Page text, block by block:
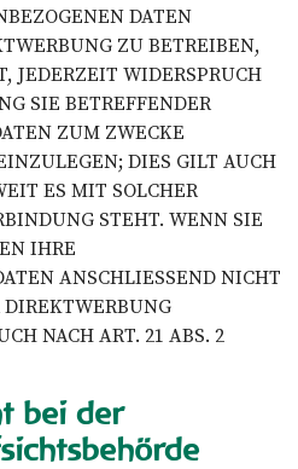
DATEN
ZU BETREIBEN,
JEDERZEIT WIDERSPRUCH
SIE BETREFFENDER
ZUM ZWECKE
DIES GILT AUCH
ES MIT SOLCHER
STEHT. WENN SIE
IHRE
ANSCHLIESSEND NICHT
NACH ART. 21 ABS. 2
bei der